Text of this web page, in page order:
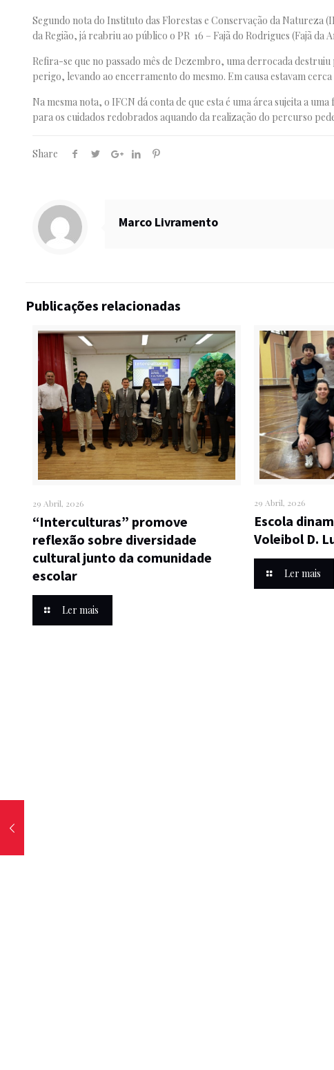
Segundo nota do Instituto das Florestas e Conservação da Natureza
da Região, já reabriu ao público o PR 16 – Fajã do Rodrigues (Fajã da
Refira-se que no passado mês de Dezembro, uma derrocada
perigo, levando ao encerramento do mesmo. Em causa estavam
Na mesma nota, o IFCN dá conta de que esta é uma área sujeita a
para os cuidados redobrados aquando da realização do percurso
Share
Marco Livramento
Publicações relacionadas
29 Abril, 2026
“Interculturas” promove
reflexão sobre diversidade
cultural junto da comunidade
escolar
Ler mais
29 Abril, 2026
Escola
Voleibol D.
Ler mais